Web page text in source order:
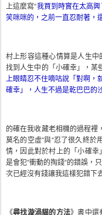
上這麼寫“我買到時實在太高
笑咪咪的，之前一直忍耐著，
村上形容這種心情算是人生
找到人生中的「小確幸」，某
上眼睛忍不住嘀咕說「對啊，
確幸」，人生不過是乾巴巴的
的確在我收藏老相機的過程裡
莫名的空虛“與“忍了很久終於
情，因此對於村上的「小確
是會犯“衝動的掏錢“的錯誤，
次已經沒有錢讓我這樣犯錯下
《尋找漩渦貓的方法》書中還